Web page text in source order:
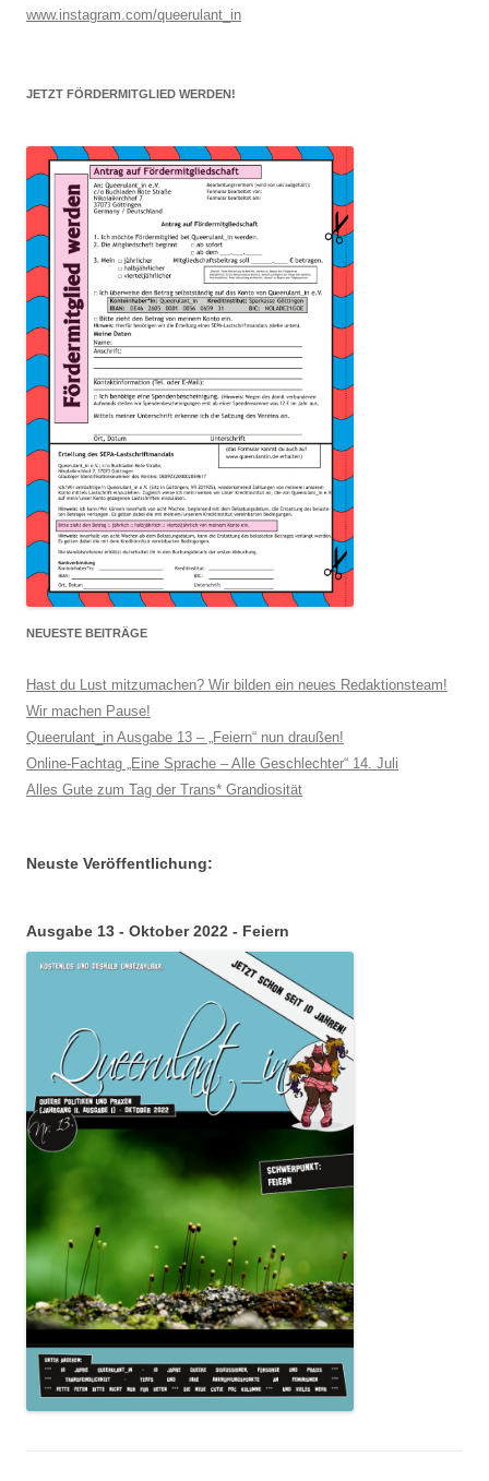
www.instagram.com/queerulant_in
JETZT FÖRDERMITGLIED WERDEN!
NEUESTE BEITRÄGE
Hast du Lust mitzumachen? Wir bilden ein neues Redaktionsteam!
Wir machen Pause!
Queerulant_in Ausgabe 13 – „Feiern“ nun draußen!
Online-Fachtag „Eine Sprache – Alle Geschlechter“ 14. Juli
Alles Gute zum Tag der Trans* Grandiosität
Neuste Veröffentlichung:
Ausgabe 13 - Oktober 2022 - Feiern